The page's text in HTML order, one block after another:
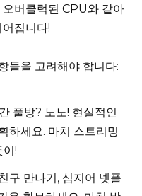
버클럭된 CPU와 같아
집니다!
들을 고려해야 합니다:
풀방? 노노! 현실적인
하세요. 마치 스트리밍
!
구 만나기, 심지어 넷플